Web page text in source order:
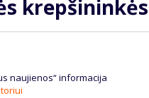
naujienos“ informacija